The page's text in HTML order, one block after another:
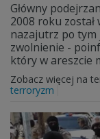
Główny
2008 roku
nazajutrz po tym
zwolnienie -
który w areszcie
Zobacz więcej na
terroryzm